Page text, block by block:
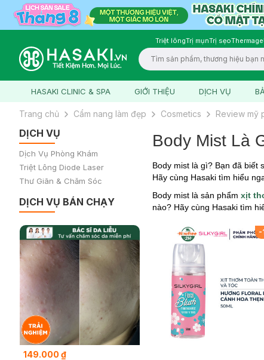
Triệt lôngTrị mụnTrị sẹoThermage
Logo
HASAKI CLINIC & SPA GIỚI THIỆU DỊCH VỤ
Trang chủ Cẩm nang làm đẹp Cosmetics Review mỹ
DỊCH VỤ
Dịch Vụ Phòng Khám
Triệt Lông Diode Laser
Thư Giãn & Chăm Sóc
DỊCH VỤ BÁN CHẠY
149.000 ₫
Body Mist Là
Body mist là gì? Bạn đã
Hãy cùng Hasaki tìm hiểu
Body mist là sản phẩmxịt
nào? Hãy cùng Hasaki tìm
-